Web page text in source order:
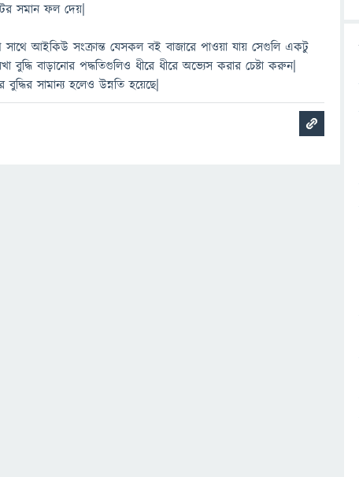
সমান ফল দেয়|
আইকিউ সংক্রান্ত যেসকল বই বাজারে পাওয়া যায় সেগুলি একটু
বুদ্ধি বাড়ানোর পদ্ধতিগুলিও ধীরে ধীরে অভ্যেস করার চেষ্টা করুন|
বুদ্ধির সামান্য হলেও উন্নতি হয়েছে|